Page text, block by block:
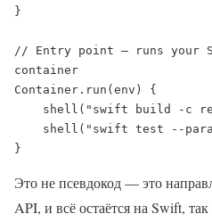
}
// Entry point — runs your
container
Container.run(env) {
}
Это не псевдокод — это
API, и всё остаётся на Swift,